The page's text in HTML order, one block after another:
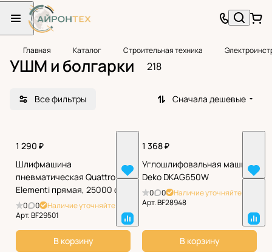
Главная Каталог Строительная техника
УШМ и болгарки 218
Все фильтры Сначала дешевые
1 290 ₽
Шлифмашина
пневматическая Quattro
Elementi прямая, 25000 об/
мин
0 0
Наличие уточняйте
Арт.BF29501
В корзину
1 368 ₽
Углошлифовальная машина
Deko DKAG650W
0 0
Наличие уточняйте
Арт.BF28948
В корзину